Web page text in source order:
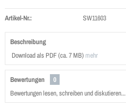
Artikel-Nr.: SW11603
Beschreibung
Download als PDF (ca. 7 MB) mehr
Bewertungen
0
Bewertungen lesen, schreiben und diskutieren...